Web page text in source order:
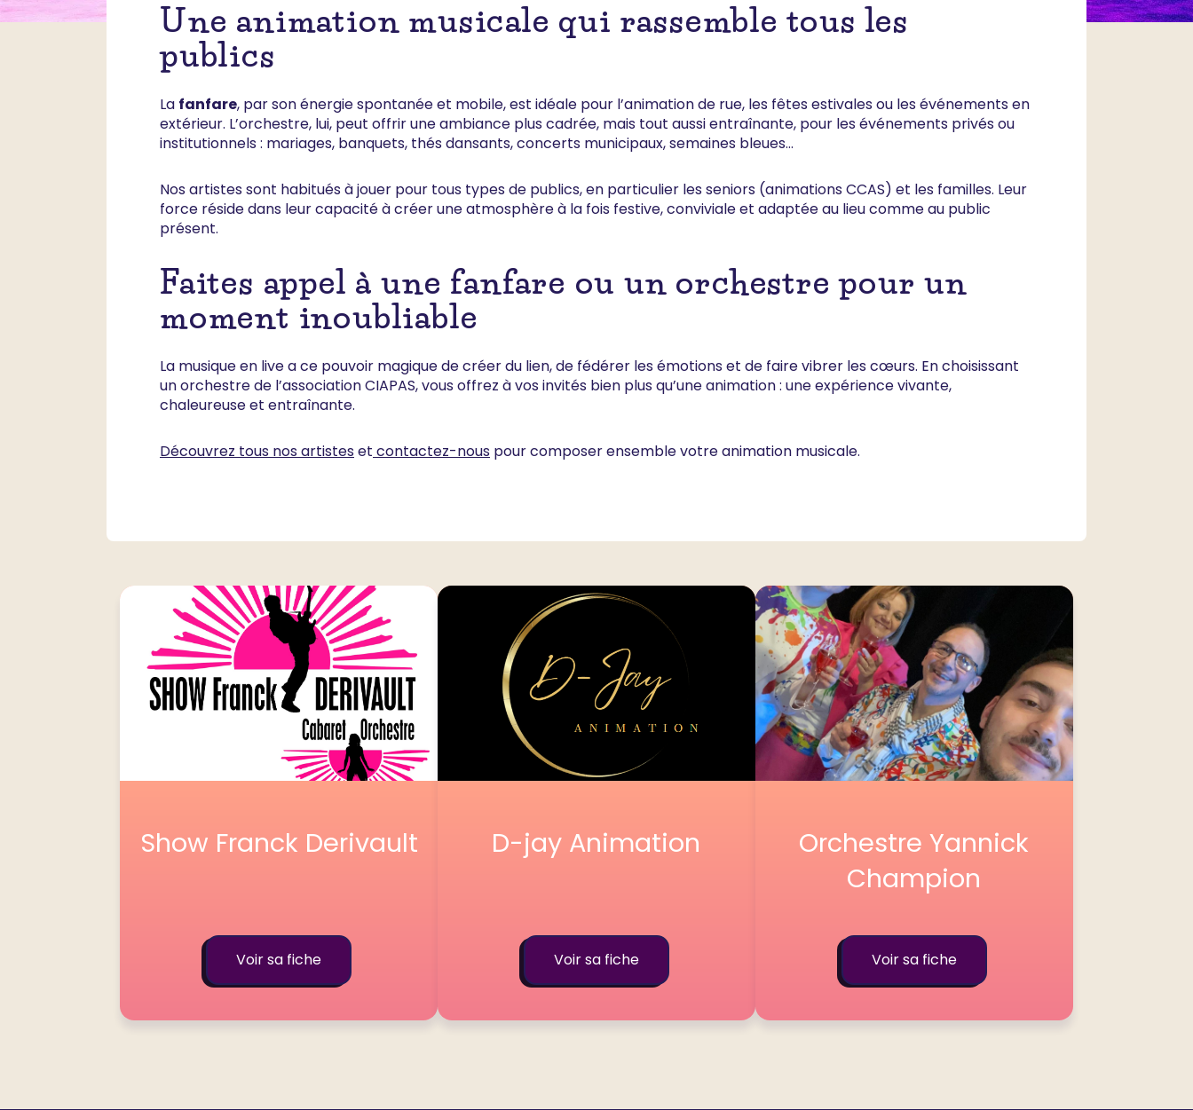
Une animation musicale qui rassemble tous les
publics
La fanfare, par son énergie spontanée et mobile, est idéale pour l’animation de rue, les fêtes estivales ou les événements en
extérieur. L’orchestre, lui, peut offrir une ambiance plus cadrée, mais tout aussi entraînante, pour les événements privés ou
institutionnels : mariages, banquets, thés dansants, concerts municipaux, semaines bleues…
Nos artistes sont habitués à jouer pour tous types de publics, en particulier les seniors (animations CCAS) et les familles. Leur
force réside dans leur capacité à créer une atmosphère à la fois festive, conviviale et adaptée au lieu comme au public
présent.
Faites appel à une fanfare ou un orchestre pour un
moment inoubliable
La musique en live a ce pouvoir magique de créer du lien, de fédérer les émotions et de faire vibrer les cœurs. En choisissant
un orchestre de l’association CIAPAS, vous offrez à vos invités bien plus qu’une animation : une expérience vivante,
chaleureuse et entraînante.
Découvrez tous nos artisteset contactez-nous pour composer ensemble votre animation musicale.
Show Franck Derivault
Voir sa fiche
D-jay Animation
Voir sa fiche
Orchestre Yannick
Champion
Voir sa fiche